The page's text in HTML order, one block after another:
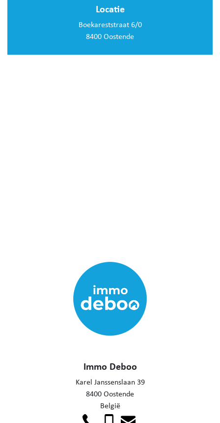
Locatie
Boekareststraat 6/0
8400 Oostende
Immo Deboo
Karel Janssenslaan 39
8400 Oostende
België